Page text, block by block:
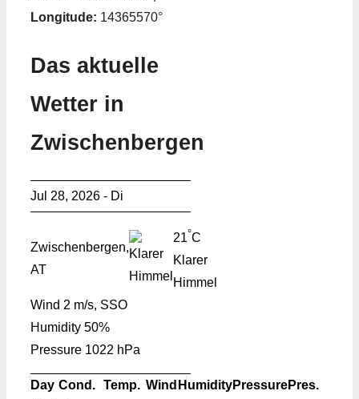
Longitude: 14365570°
Das aktuelle
Wetter in
Zwischenbergen
Jul 28, 2026 - Di
Zwischenbergen,
AT
21°C
Klarer
Himmel
Wind 2 m/s, SSO
Humidity 50%
Pressure 1022 hPa
Day Cond. Temp. Wind HumidityPressurePres.